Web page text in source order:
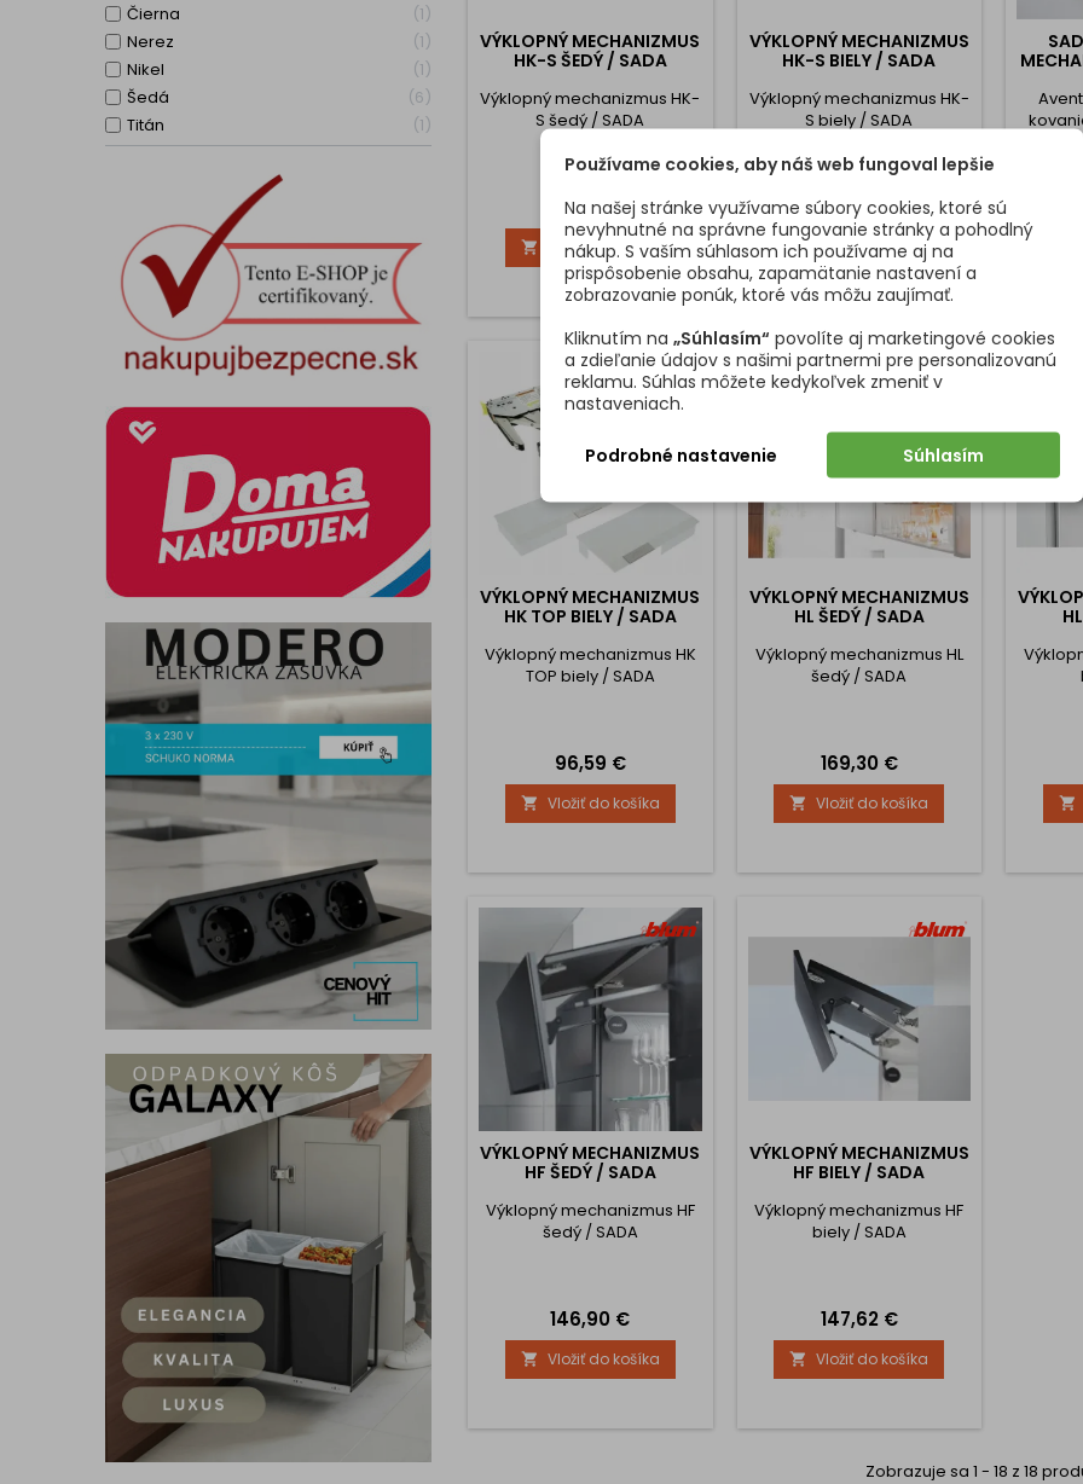
Čierna
1
Nerez
1
Nikel
1
Šedá
6
Titán
1
VÝKLOPNÝ MECHANIZMUS
HK-S ŠEDÝ / SADA
Výklopný mechanizmus HK-
S šedý / SADA
Cena
42,04 €
 Vložiť do košíka
VÝKLOPNÝ MECHANIZMUS
HK-S BIELY / SADA
Výklopný mechanizmus HK-
S biely / SADA
Cena
43,23 €
 Vložiť do košíka
s
nad
VÝKLOPNÝ MECHANIZMUS
HK TOP BIELY / SADA
Výklopný mechanizmus HK
TOP biely / SADA
Cena
96,59 €
 Vložiť do košíka
VÝKLOPNÝ MECHANIZMUS
HL ŠEDÝ / SADA
Výklopný mechanizmus HL
šedý / SADA
Cena
169,30 €
 Vložiť do košíka 
VÝKLOPNÝ MECHANIZMUS
HF ŠEDÝ / SADA
Výklopný mechanizmus HF
šedý / SADA
Cena
146,90 €
 Vložiť do košíka
VÝKLOPNÝ MECHANIZMUS
HF BIELY / SADA
Výklopný mechanizmus HF
biely / SADA
Cena
147,62 €
 Vložiť do košíka
Zobrazuje sa 1 - 18 z 18
Používame cookies, aby náš web fungoval lepšie
Na našej stránke využívame súbory cookies, ktoré sú
nevyhnutné na správne fungovanie stránky a pohodlný
nákup. S vaším súhlasom ich používame aj na
prispôsobenie obsahu, zapamätanie nastavení a
zobrazovanie ponúk, ktoré vás môžu zaujímať.
Kliknutím na „Súhlasím“ povolíte aj marketingové cookies
a zdieľanie údajov s našimi partnermi pre personalizovanú
reklamu. Súhlas môžete kedykoľvek zmeniť v
nastaveniach.
Podrobné nastavenie Súhlasím